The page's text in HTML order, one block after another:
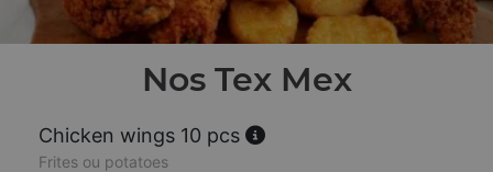
Nos Tex Mex
Chicken wings 10 pcs
Frites ou potatoes